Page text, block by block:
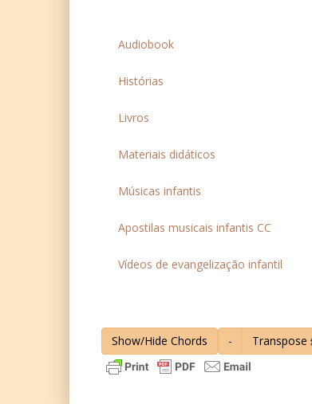
Audiobook
Histórias
Livros
Materiais didáticos
Músicas infantis
Apostilas musicais infantis CC
Vídeos de evangelização infantil
Show/Hide Chords - Transpose